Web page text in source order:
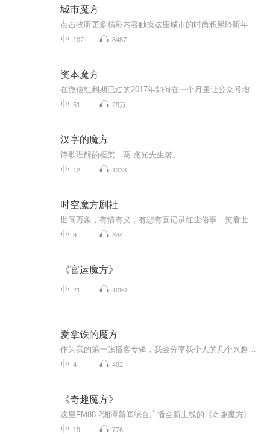
城市魔方
102 8487
资本魔方
51 29万
汉字的魔方
诗歌理解的框架，葛 兆光先生箸。
12 1333
时空魔方剧社
9 344
《官运魔方》
21 1090
爱拿铁的魔方
4 492
《奇趣魔方》
19 776